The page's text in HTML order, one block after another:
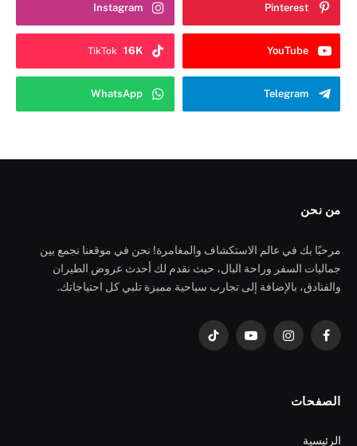
Pinterest
Instagram
YouTube
TikTok 16K
Telegram
WhatsApp
من نحن
مرحبًا بك في عالم الاستكشاف والمغامرة! نحن في موقعنا نجمع بين
جماليات السفر وراحة البال، حيث نقدم لك أحدث عروض الطيران
والفنادق، بالإضافة إلى تجارب سياحية مميزة تلبي كل احتياجاتك.
فيسبوكالانستغراميوتيوب تيكتوك
الصفحات
الرئيسية